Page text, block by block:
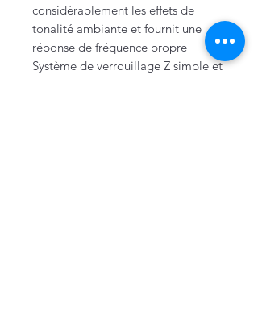
considérablement les effets de
tonalité ambiante et fournit une
réponse de fréquence propre
Système de verrouillage Z simple et